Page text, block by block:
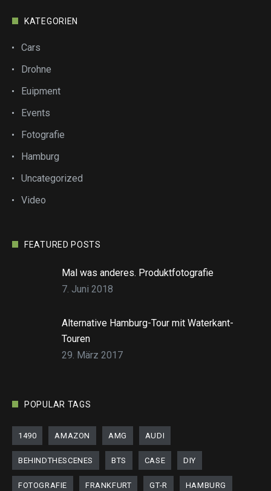
KATEGORIEN
Cars
Drohne
Euipment
Events
Fotografie
Hamburg
Uncategorized
Video
FEATURED POSTS
Mal was anderes. Produktfotografie
7. Juni 2018
Alternative Hamburg-Tour mit Waterkant-
Touren
29. März 2017
POPULAR TAGS
1490 AMAZON AMG AUDI
BEHINDTHESCENES BTS CASE DIY
FOTOGRAFIE FRANKFURT GT-R HAMBURG